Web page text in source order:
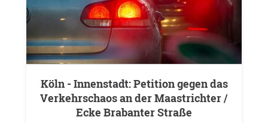
Köln - Innenstadt: Petition gegen das
Verkehrschaos an der Maastrichter /
Ecke Brabanter Straße